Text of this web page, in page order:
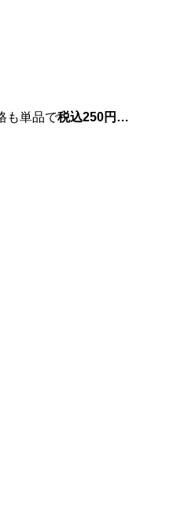
も単品で税込250円…